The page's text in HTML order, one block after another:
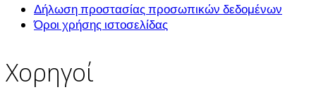
Δήλωση προστασίας προσωπικών δεδομένων
Όροι χρήσης ιστοσελίδας
Χορηγοί